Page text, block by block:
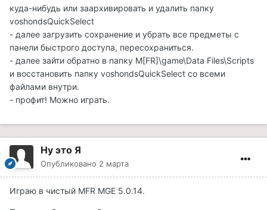
куда-нибудь или заархивировать и удалить папку
voshondsQuickSelect
- далее загрузить сохранение и убрать все предметы с
панели быстрого доступа, пересохраниться.
- далее зайти обратно в папку M[FR]\game\Data Files\Scripts
и восстановить папку voshondsQuickSelect со всеми
файлами внутри.
- профит! Можно играть.
Ну это Я
Опубликовано 2 марта
Играю в чистый MFR MGE 5.0.14.